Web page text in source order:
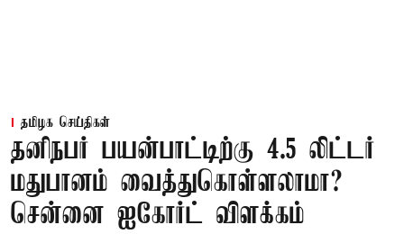
தமிழக செய்திகள்
தனிநபர் பயன்பாட்டிற்கு 4.5 லிட்டர்
மதுபானம் வைத்துகொள்ளலாமா?
சென்னை ஐகோர்ட் விளக்கம்